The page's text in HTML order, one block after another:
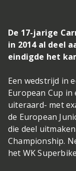
De 17-jarige
in 2014 al deel
eindigde het
Een wedstrijd in
European Cup
uiteraard- met
de European
die deel
Championship.
het WK